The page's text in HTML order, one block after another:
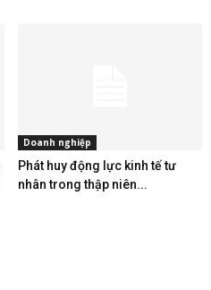
Doanh nghiệp
Phát huy động lực kinh tế tư
nhân trong thập niên...